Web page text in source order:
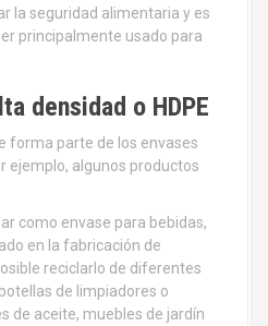
la seguridad alimentaria y es
principalmente usado para
densidad o HDPE
forma parte de los envases
ejemplo, algunos productos
como envase para bebidas,
en la fabricación de
reciclarlo de diferentes
de limpiadores o
de aceite, muebles de jardín